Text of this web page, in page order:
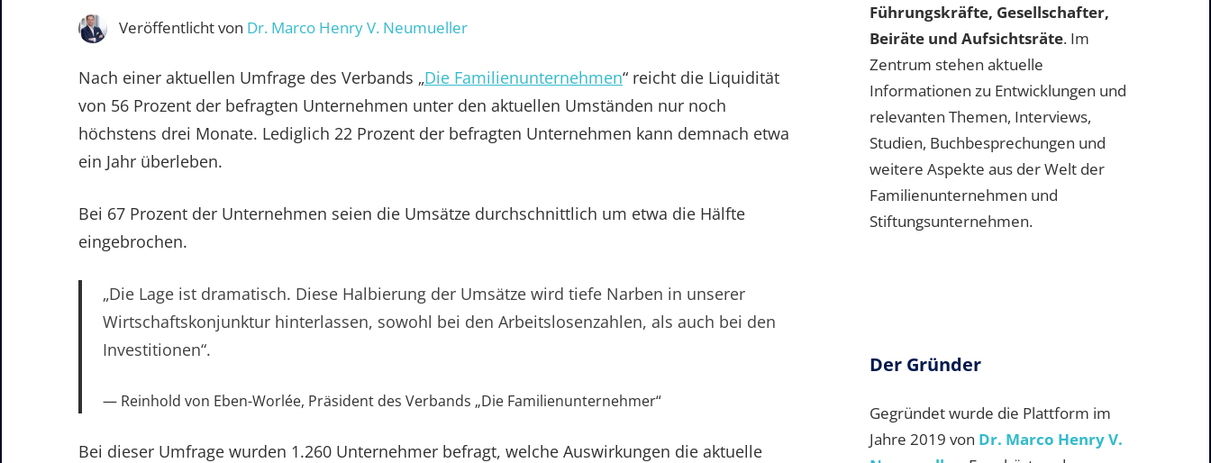
Veröffentlicht von Dr. Marco Henry V. Neumueller
Nach einer aktuellen Umfrage des Verbands „Die Familienunternehmen“ reicht die Liquidität
von 56 Prozent der befragten Unternehmen unter den aktuellen Umständen nur noch
höchstens drei Monate. Lediglich 22 Prozent der befragten Unternehmen kann demnach etwa
ein Jahr überleben.
Bei 67 Prozent der Unternehmen seien die Umsätze durchschnittlich um etwa die Hälfte
eingebrochen.
„Die Lage ist dramatisch. Diese Halbierung der Umsätze wird tiefe Narben in unserer
Wirtschaftskonjunktur hinterlassen, sowohl bei den Arbeitslosenzahlen, als auch bei den
Investitionen“.
Reinhold von Eben-Worlée, Präsident des Verbands „Die Familienunternehmer“
Bei dieser Umfrage wurden 1.260 Unternehmer befragt, welche Auswirkungen die aktuelle
Führungskräfte, Gesellschafter,
Beiräte und Aufsichtsräte. Im
Zentrum stehen aktuelle
Informationen zu Entwicklungen und
relevanten Themen, Interviews,
Studien, Buchbesprechungen und
weitere Aspekte aus der Welt der
Familienunternehmen und
Stiftungsunternehmen.
Der Gründer
Gegründet wurde die Plattform im
Jahre 2019 von Dr. Marco Henry V.